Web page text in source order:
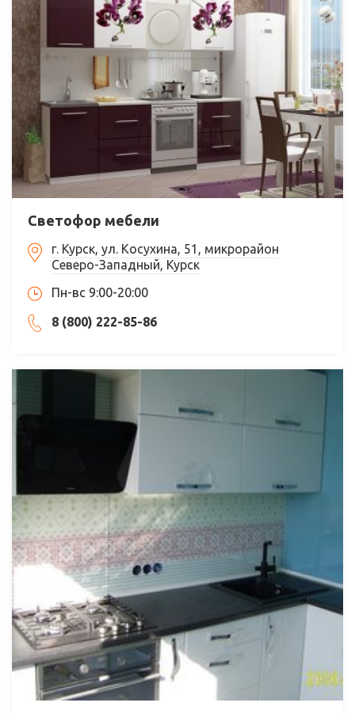
Светофор мебели
г. Курск, ул. Косухина, 51, микрорайон
Северо-Западный, Курск
Пн-вс 9:00-20:00
8 (800) 222-85-86